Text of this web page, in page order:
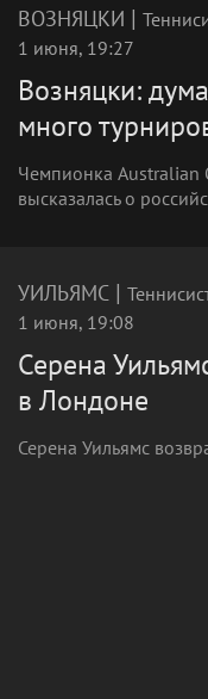
ВОЗНЯЦКИ |
1 июня, 19:27
Возняцки:
много
Чемпионка Australian
высказалась о
УИЛЬЯМС |
1 июня, 19:08
Серена
в Лондоне
Серена Уильямс